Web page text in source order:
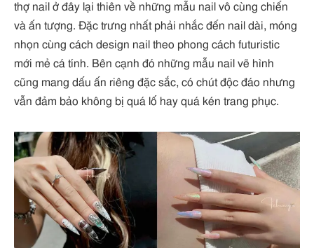
thợ nail ở đây lại thiên về những mẫu nail vô cùng chiến
và ấn tượng. Đặc trưng nhất phải nhắc đến nail dài, móng
nhọn cùng cách design nail theo phong cách futuristic
mới mẻ cá tính. Bên cạnh đó những mẫu nail vẽ hình
cũng mang dấu ấn riêng đặc sắc, có chút độc đáo nhưng
vẫn đảm bảo không bị quá lố hay quá kén trang phục.